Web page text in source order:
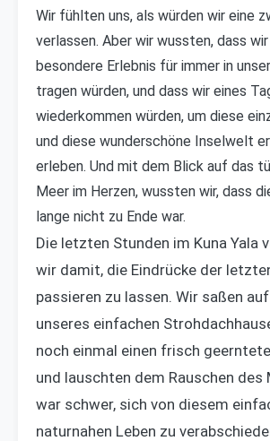
Wir fühlten uns, als würden wir eine
verlassen. Aber wir wussten, dass
besondere Erlebnis für immer in
tragen würden, und dass wir eines
wiederkommen würden, um diese
und diese wunderschöne Inselwelt
erleben. Und mit dem Blick auf das
Meer im Herzen, wussten wir, dass
lange nicht zu Ende war.
Die letzten Stunden im Kuna Yala
wir damit, die Eindrücke der
passieren zu lassen. Wir saßen
unseres einfachen
noch einmal einen frisch
und lauschten dem Rauschen des
war schwer, sich von diesem
naturnahen Leben zu